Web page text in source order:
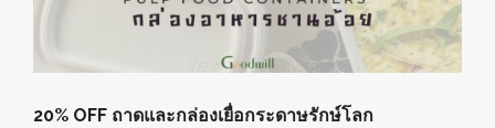
20% OFF ถาดและกล่องเยื่อกระดาษรักษ์โลก